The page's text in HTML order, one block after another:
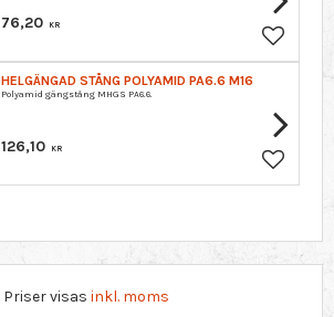
76,20 KR
Lägg till
HELGÄNGAD STÅNG POLYAMID PA6.6 M16
Polyamid gängstång MHGS PA6.6.
126,10 KR
Lägg till
Priser visas inkl. moms